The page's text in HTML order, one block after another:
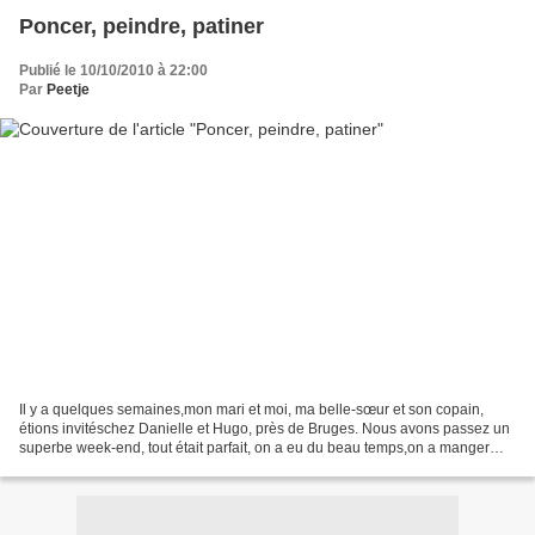
Poncer, peindre, patiner
Publié le 10/10/2010 à 22:00
Par Peetje
Il y a quelques semaines,mon mari et moi, ma belle-sœur et son copain,
étions invitéschez Danielle et Hugo, près de Bruges. Nous avons passez un
superbe week-end, tout était parfait, on a eu du beau temps,on a manger